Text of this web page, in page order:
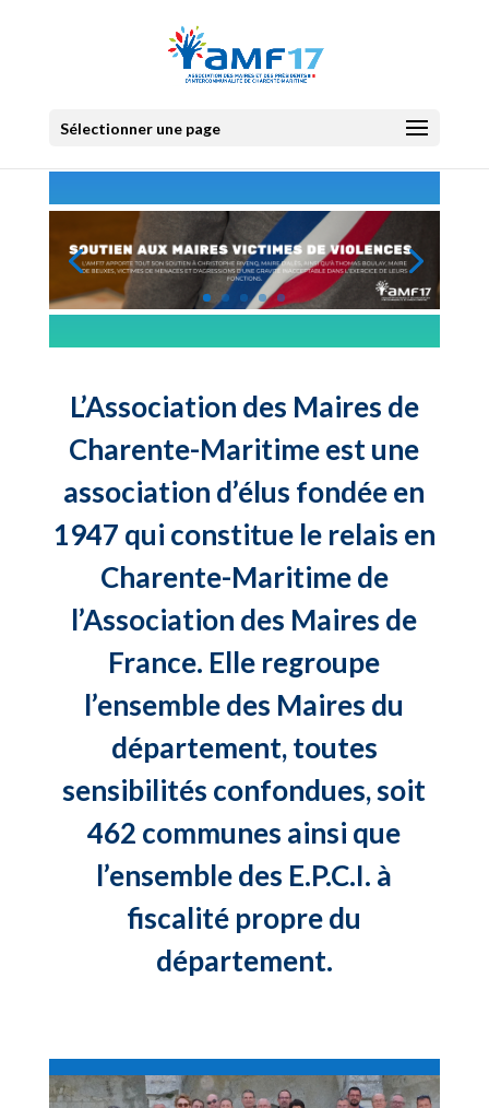
Sélectionner une page
L’Association des Maires de
Charente-Maritime est une
association d’élus fondée en
1947 qui constitue le relais en
Charente-Maritime de
l’Association des Maires de
France. Elle regroupe
l’ensemble des Maires du
département, toutes
sensibilités confondues, soit
462 communes ainsi que
l’ensemble des E.P.C.I. à
fiscalité propre du
département.